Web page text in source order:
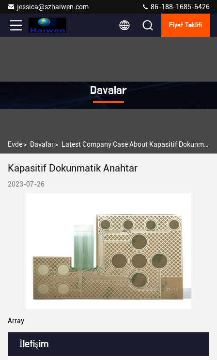
jessica@szhaiwen.com 86-188-1685-6426
Fiyat Teklifi
Davalar
Evde> Davalar>
İletişim
Kapasitif Dokunmatik Anahtar
2023-07-26
Array